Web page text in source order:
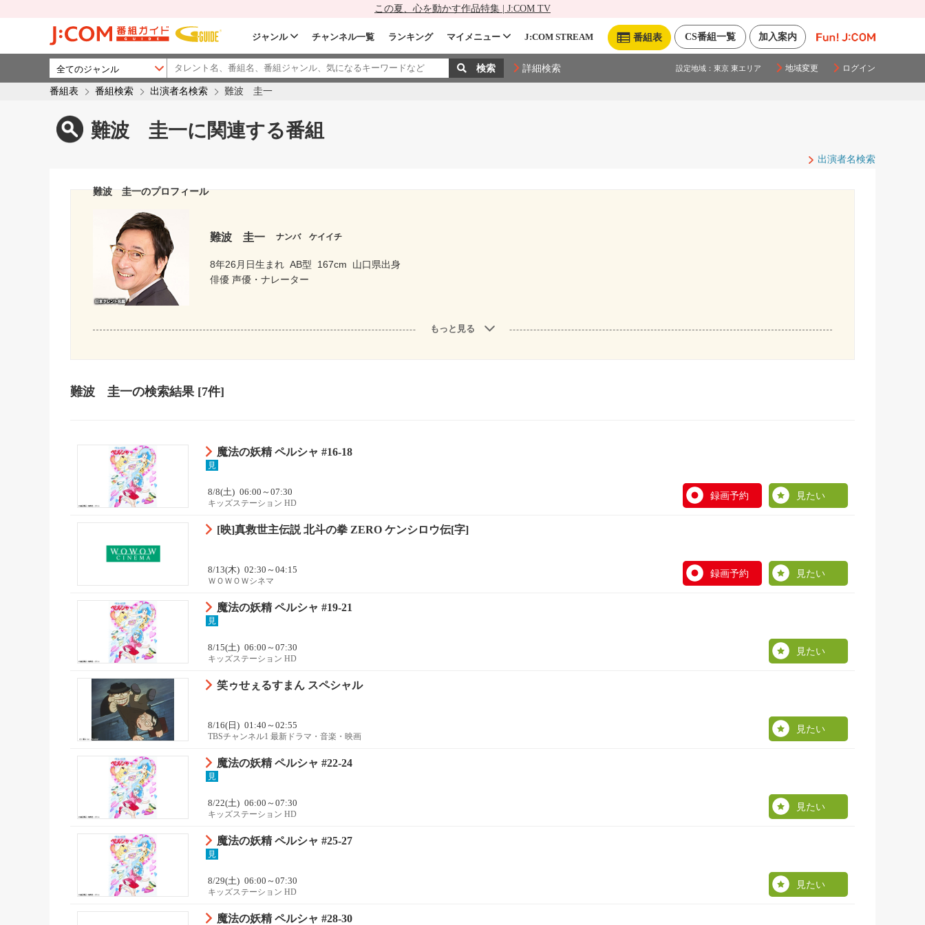
この夏、心を動かす作品特集 | J:COM TV
加入案内
CS番組一覧
番組表
ジャンル チャンネル一覧 ランキング マイメニュー J:COM STREAM
詳細検索 設定地域： 東京 東エリア 地域変更 ログイン
番組表 番組検索 出演者名検索 難波 圭一
難波 圭一に関連する番組
出演者名検索
難波 圭一のプロフィール
難波 圭一 ナンバ ケイイチ
8年26月日生まれ AB型 167cm
山口県出身
俳優 声優・ナレーター
もっと見る
難波 圭一の検索結果 [7件]
魔法の妖精 ペルシャ #16-18
見
8/8(土) 06:00～07:30
キッズステーション HD
録画予約 見たい
[映]真救世主伝説 北斗の拳 ZERO ケンシロウ伝[字]
8/13(木) 02:30～04:15
ＷＯＷＯＷシネマ
録画予約 見たい
魔法の妖精 ペルシャ #19-21
見
8/15(土) 06:00～07:30
キッズステーション HD
見たい
笑ゥせぇるすまん スペシャル
8/16(日) 01:40～02:55
TBSチャンネル1 最新ドラマ・音楽・映画
見たい
魔法の妖精 ペルシャ #22-24
見
8/22(土) 06:00～07:30
キッズステーション HD
見たい
魔法の妖精 ペルシャ #25-27
見
8/29(土) 06:00～07:30
キッズステーション HD
見たい
魔法の妖精 ペルシャ #28-30